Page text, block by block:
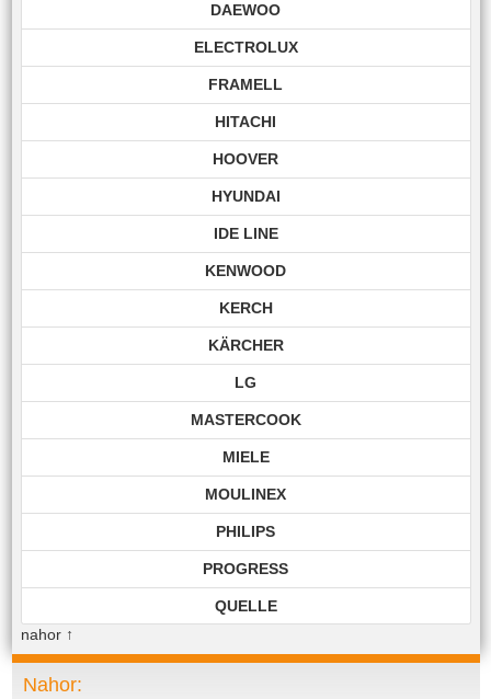
DAEWOO
ELECTROLUX
FRAMELL
HITACHI
HOOVER
HYUNDAI
IDE LINE
KENWOOD
KERCH
KÄRCHER
LG
MASTERCOOK
MIELE
MOULINEX
PHILIPS
PROGRESS
QUELLE
nahor↑
Nahor: